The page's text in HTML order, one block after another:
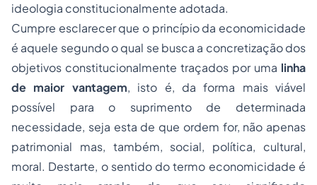
ideologia constitucionalmente adotada.
Cumpre esclarecer que o princípio da economicidade
é aquele segundo o qual se busca a concretização dos
objetivos constitucionalmente traçados por uma linha
de maior vantagem, isto é, da forma mais viável
possível para o suprimento de determinada
necessidade, seja esta de que ordem for, não apenas
patrimonial mas, também, social, política, cultural,
moral. Destarte, o sentido do termo economicidade é